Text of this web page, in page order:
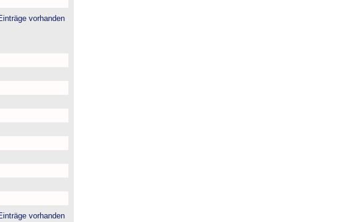
vorhanden
vorhanden